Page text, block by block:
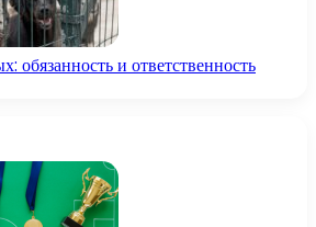
обязанность и ответственность